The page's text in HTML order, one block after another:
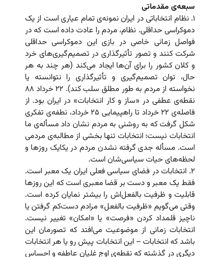
سبعه‌ی مقدماتی
۱. نظام انتخاباتی در ایران نمونه‌ی تمام عیاری است از یک
دموکراسی حداقلی. نظام،‌ مردم را عادت داده است که در
فواصل زمانی خاصی در بازی این دموکراسی حداقلی
شرکت کنند و تصور تأثیرگذاری در تصمیم‌گیری‌های خرد
و کلان کشور را برای آن‌ها ایجاد می‌کند (هر چند به هر
حال، توان تصمیم‌گیری و تأثیرگذاری را نتوانسته یا
نخواسته از مردم به طور مطلق سلب کند). ۲۲ خرداد ۸۸
نقطه‌ی عطفی در «ساز و کار انتخابات» در ایران بود. از
فاصله‌ی ۲۲ خرداد تا راهپیمایی ۲۵ خرداد، نطفه‌ی تفکری
شکل گرفت که به روشنی به مردم نشان داد مسأله‌ی ما
انتخابات نیست؛ انتخابات تنها بخشی از مطالبه‌ی مردمی
است. مسأله جدی گرفته نشدن مردم در یکایک روزها و
لحظه‌های حیات سیاسی‌شان است.
۲. انتخابات در فضای سیاسی فعلی ایران یک معبر است.
فقط یک معبر و دست بر قضا معبری است که این روزها
قابلیت و ظرفیت بالفعل‌اش را بیشتر نمایان کرده است.
وقتی می‌گویم «ظرفیت بالفعل» مرادم دست‌کم گرفتن یا
ناچیز قلمداد کردن «فرصت» یا «امکان» تغییر نیست.
انتخابات زمانی از موضوعیت می‌افتد که تصورمان این
باشد که انتخابات – این انتخابات پیش رو یا هر انتخابات
دیگری در گذشته که نقطه‌ی اوج غلیان عاطفه و احساس